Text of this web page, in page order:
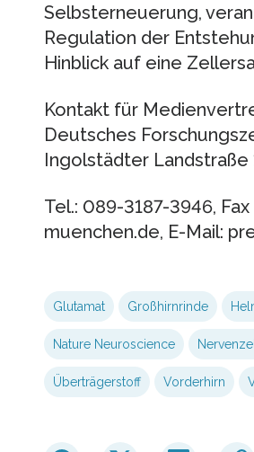
Selbsterneuerung,
Regulation der
Hinblick auf eine
Kontakt für
Deutsches
Ingolstädter
Tel.: 089-3187-3946,
muenchen.de, E-Mail:
Glutamat Großhirnrinde
Nature Neuroscience
Überträgerstoff Vorderhirn